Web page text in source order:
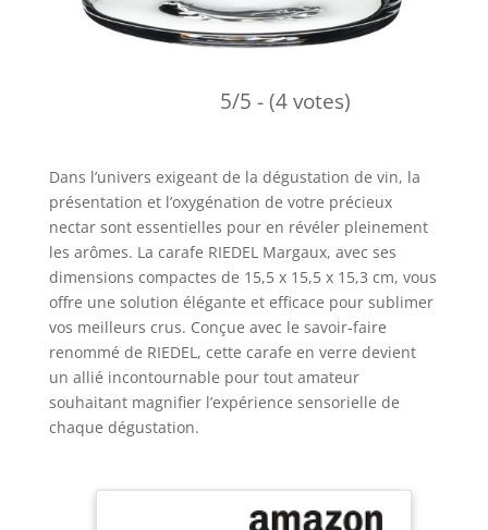
5/5 - (4 votes)
Dans l’univers exigeant de la dégustation de vin, la
présentation et l’oxygénation de votre précieux
nectar sont essentielles pour en révéler pleinement
les arômes. La carafe RIEDEL Margaux, avec ses
dimensions compactes de 15,5 x 15,5 x 15,3 cm, vous
offre une solution élégante et efficace pour sublimer
vos meilleurs crus. Conçue avec le savoir-faire
renommé de RIEDEL, cette carafe en verre devient
un allié incontournable pour tout amateur
souhaitant magnifier l’expérience sensorielle de
chaque dégustation.